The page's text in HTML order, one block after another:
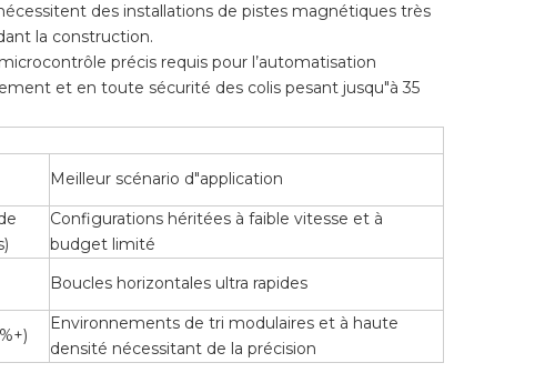
des installations de pistes magnétiques très
la construction.
précis requis pour l’automatisation
et en toute sécurité des colis pesant jusqu"à 35
Meilleur scénario d"application
Configurations héritées à faible vitesse et à
budget limité
Boucles horizontales ultra rapides
Environnements de tri modulaires et à haute
densité nécessitant de la précision